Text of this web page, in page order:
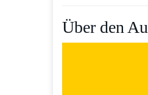
Über den